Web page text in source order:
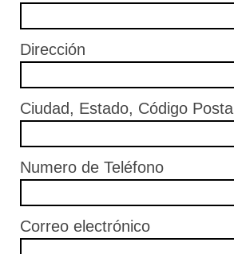
Dirección
Ciudad, Estado, Código Postal
Numero de Teléfono
Correo electrónico